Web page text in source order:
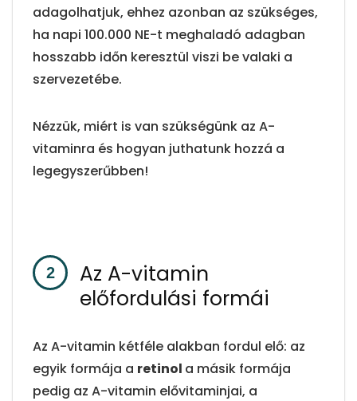
adagolhatjuk, ehhez azonban az szükséges,
ha napi 100.000 NE-t meghaladó adagban
hosszabb időn keresztül viszi be valaki a
szervezetébe.
Nézzük, miért is van szükségünk az A-
vitaminra és hogyan juthatunk hozzá a
legegyszerűbben!
Az A-vitamin
előfordulási formái
Az A-vitamin kétféle alakban fordul elő: az
egyik formája a retinol a másik formája
pedig az A-vitamin elővitaminjai, a